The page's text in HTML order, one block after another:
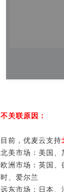
不关联原因：
目前，优麦云支持
北美市场：美国、
欧洲市场：英国
时、爱尔兰
远东市场：日本、